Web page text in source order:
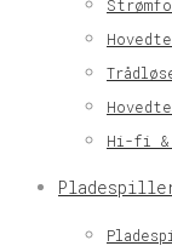
Hi-fi &